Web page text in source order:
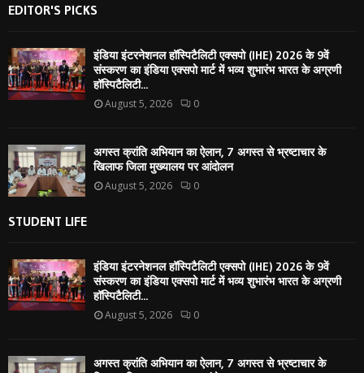
EDITOR'S PICKS
इंडिया इंटरनेशनल हॉस्पिटैलिटी एक्सपो (IHE) 2026 के 9वें
संस्करण का इंडिया एक्सपो मार्ट में भव्य शुभारंभ भारत के अग्रणी
हॉस्पिटैलिटी...
August 5, 2026 0
अगस्त क्रांति अभियान का ऐलान, 7 अगस्त से भ्रष्टाचार के
खिलाफ जिला मुख्यालय पर आंदोलन
August 5, 2026 0
STUDENT LIFE
इंडिया इंटरनेशनल हॉस्पिटैलिटी एक्सपो (IHE) 2026 के 9वें
संस्करण का इंडिया एक्सपो मार्ट में भव्य शुभारंभ भारत के अग्रणी
हॉस्पिटैलिटी...
August 5, 2026 0
अगस्त क्रांति अभियान का ऐलान, 7 अगस्त से भ्रष्टाचार के